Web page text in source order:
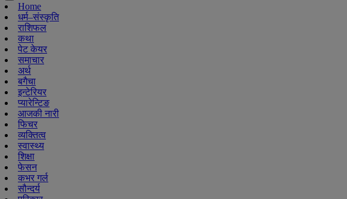
Home
धर्म–संस्कृति
राशिफल
कथा
पेट केयर
समाचार
अर्थ
बगैचा
इन्टेरियर
प्यारेन्टिङ
आजकी नारी
फिचर
व्यक्तित्व
स्वास्थ्य
शिक्षा
फेसन
कभर गर्ल
सौन्दर्य